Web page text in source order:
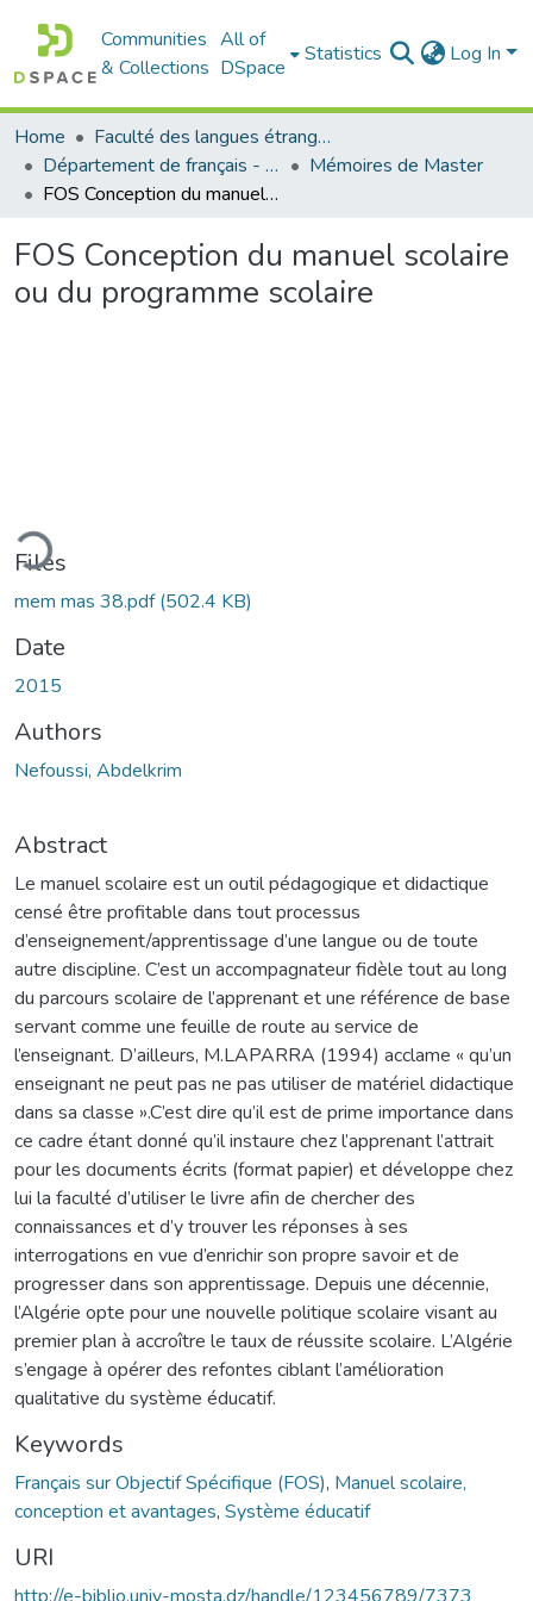
Communities
& Collections
All of
DSpace
Statistics Log In
Home
Faculté des langues étrangères
Département de français - قسم اللغة الفرنسية
Mémoires de Master
FOS Conception du manuel scolaire ou du programme scolaire
FOS Conception du manuel scolaire
ou du programme scolaire
Files
mem mas 38.pdf(502.4 KB)
Date
2015
Authors
Nefoussi, Abdelkrim
Abstract
Le manuel scolaire est un outil pédagogique et didactique
censé être profitable dans tout processus
d’enseignement/apprentissage d’une langue ou de toute
autre discipline. C’est un accompagnateur fidèle tout au long
du parcours scolaire de l’apprenant et une référence de base
servant comme une feuille de route au service de
l’enseignant. D’ailleurs, M.LAPARRA (1994) acclame « qu’un
enseignant ne peut pas ne pas utiliser de matériel didactique
dans sa classe ».C’est dire qu’il est de prime importance dans
ce cadre étant donné qu’il instaure chez l’apprenant l’attrait
pour les documents écrits (format papier) et développe chez
lui la faculté d’utiliser le livre afin de chercher des
connaissances et d’y trouver les réponses à ses
interrogations en vue d’enrichir son propre savoir et de
progresser dans son apprentissage. Depuis une décennie,
l’Algérie opte pour une nouvelle politique scolaire visant au
premier plan à accroître le taux de réussite scolaire. L’Algérie
s’engage à opérer des refontes ciblant l’amélioration
qualitative du système éducatif.
Keywords
Français sur Objectif Spécifique (FOS), Manuel scolaire,
conception et avantages, Système éducatif
URI